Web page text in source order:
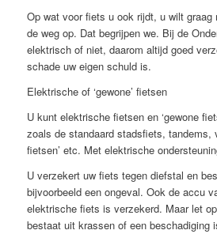
Op wat voor fiets u ook rijdt, u wilt graag
de weg op. Dat begrijpen we. Bij de
elektrisch of niet, daarom altijd goed
schade uw eigen schuld is.
Elektrische of ‘gewone’ fietsen
U kunt elektrische fietsen en ‘gewone
zoals de standaard stadsfiets, tandems,
fietsen’ etc. Met elektrische
U verzekert uw fiets tegen diefstal en
bijvoorbeeld een ongeval. Ook de accu
elektrische fiets is verzekerd. Maar let
bestaat uit krassen of een beschadiging